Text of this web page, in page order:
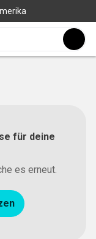
für deine
es erneut.